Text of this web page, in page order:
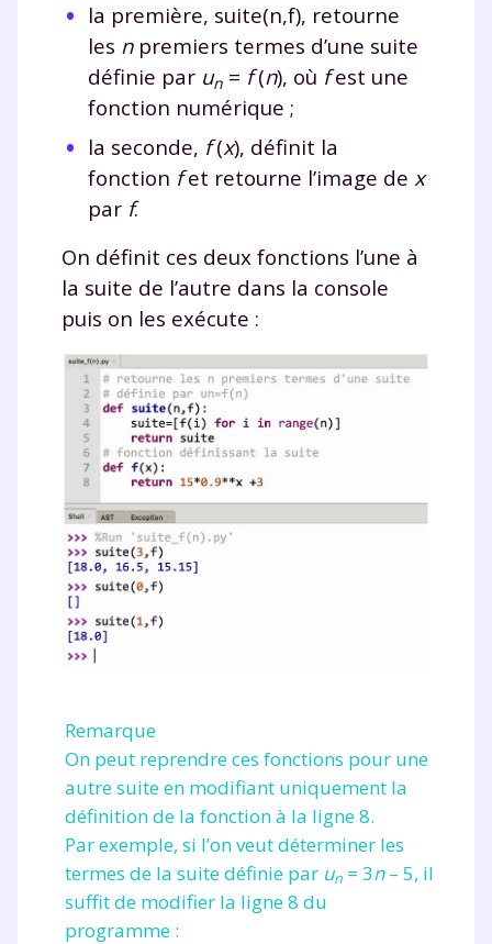
la première, suite(n,f), retourne
les npremiers termes d’une suite
définie par un = f(n), où fest une
fonction numérique ;
la seconde, f(x), définit la
fonction fet retourne l’image de x
par f.
On définit ces deux fonctions l’une à
la suite de l’autre dans la console
puis on les exécute :
Remarque
On peut reprendre ces fonctions pour une
autre suite en modifiant uniquement la
définition de la fonction à la ligne 8.
Par exemple, si l’on veut déterminer les
termes de la suite définie par un = 3n– 5, il
suffit de modifier la ligne 8 du
programme :